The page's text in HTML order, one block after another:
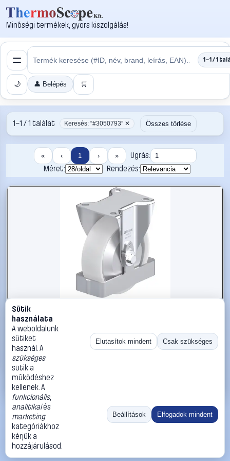
Minőségi termékek, gyors kiszolgálás!
1–1 / 1
🌙 👤 Belépés 🛒
1–1 / 1 találat Keresés: “#3050793” ✕ Összes törlése
« ‹ 1 › »
Ugrás:
Méret:
Rendezés:
#3050793
Blickle 939655 B-PO 125G-FA-FS Acéllemez rögzített
görgő KerékØ: 125 mm Teherbírás (max.): 250 kg 1 db
Blickle Görgők, kerekek
32 990 Ft
Kosárba
«
Ugrás:
Méret:
Rendezés:
©2026
ThermoScope
ÁSZF
Cégbemutató
Sütik
használata
A weboldalunk
sütiket
használ. A
szükséges
sütik a
működéshez
kellenek. A
funkcionális,
analitikaiés
marketing
kategóriákhoz
kérjük a
hozzájárulásod.
Elutasítok mindent Csak szükséges
Beállítások Elfogadok mindent